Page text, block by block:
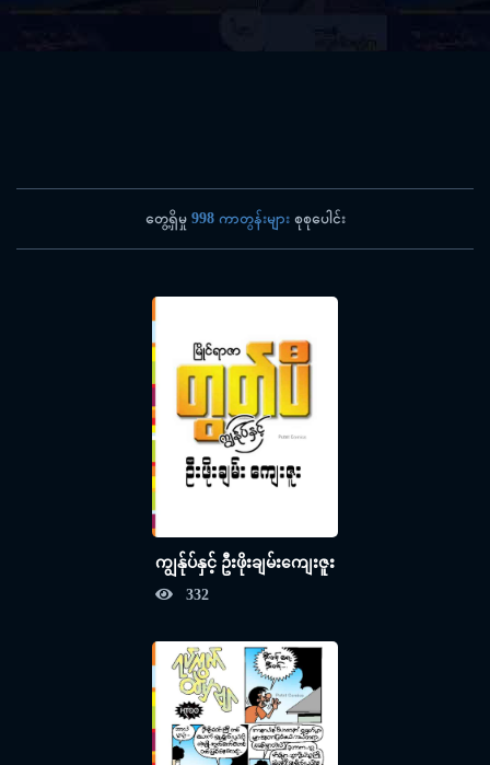
တွေ့ရှိမှု 998 ကာတွန်းများစုစုပေါင်း
ကျွန်ုပ်နှင့် ဦးဖိုးချမ်းကျေးဇူး
332